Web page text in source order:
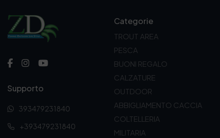
Supporto
393479231840
+393479231840
Categorie
TROUT AREA
PESCA
BUONI REGALO
CALZATURE
OUTDOOR
ABBIGLIAMENTO CACCIA
COLTELLERIA
MILITARIA